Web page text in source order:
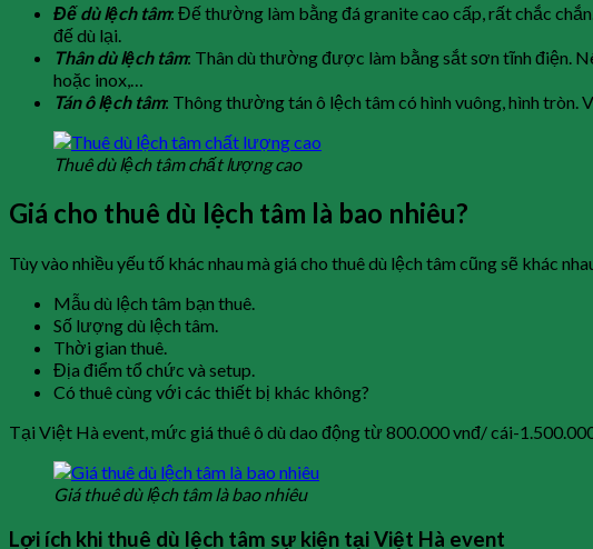
Đế dù lệch tâm: Đế thường làm bằng đá granite cao cấp, rất chắc
đế dù lại.
Thân dù lệch tâm: Thân dù thường được làm bằng sắt sơn tĩnh điện.
hoặc inox,…
Tán ô lệch tâm: Thông thường tán ô lệch tâm có hình vuông, hình tròn.
Thuê dù lệch tâm chất lượng cao
Giá cho thuê dù lệch tâm là bao nhiêu?
Tùy vào nhiều yếu tố khác nhau mà giá cho thuê dù lệch tâm cũng sẽ khác
Mẫu dù lệch tâm bạn thuê.
Số lượng dù lệch tâm.
Thời gian thuê.
Địa điểm tổ chức và setup.
Có thuê cùng với các thiết bị khác không?
Tại Việt Hà event, mức giá thuê ô dù dao động từ 800.000 vnđ/ cái-
Giá thuê dù lệch tâm là bao nhiêu
Lợi ích khi thuê dù lệch tâm sự kiện tại Việt Hà event